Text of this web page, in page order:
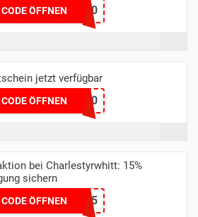
CODE ÖFFNENadded10
jetzt verfügbar
CODE ÖFFNENGET20
bei Charlestyrwhitt: 15%
sichern
CODE ÖFFNENMERCI15